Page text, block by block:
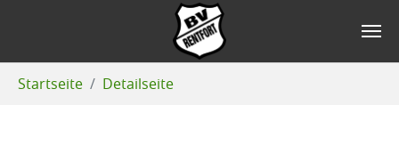
Startseite Detailseite